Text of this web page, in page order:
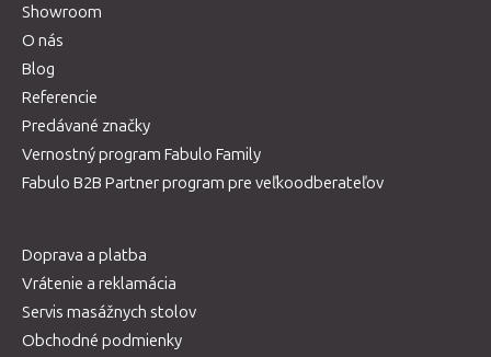
Showroom
O nás
Blog
Referencie
Predávané značky
Vernostný program Fabulo Family
Fabulo B2B Partner program pre veľkoodberateľov
Doprava a platba
Vrátenie a reklamácia
Servis masážnych stolov
Obchodné podmienky